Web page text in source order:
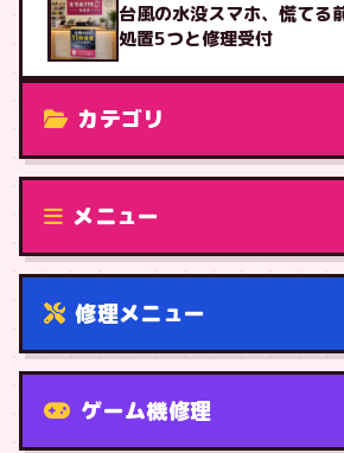
台風の水没スマホ、慌てる
処置5つと修理受付
カテゴリ
修理（機種から）
メニュー
修理メニュー
機種から
ゲーム機修理